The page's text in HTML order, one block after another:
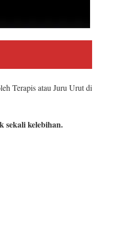
Terapis atau Juru Urut di
sekali kelebihan.